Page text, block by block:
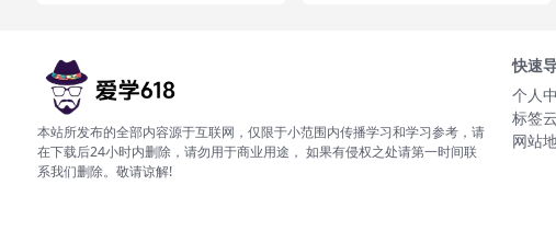
本站所发布的全部内容源于互联网，仅限于小范围内传播学习和学习参考，请
在下载后24小时内删除，请勿用于商业用途， 如果有侵权之处请第一时间联
系我们删除。敬请谅解!
快速
个人
标签云
网站